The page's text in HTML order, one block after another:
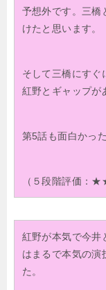
予想外です。三橋
けたと思います。
そして三橋にすぐ
紅野とギャップが
第5話も面白かった
（５段階評価：
紅野が本気で今井
はまるで本気の演
た。